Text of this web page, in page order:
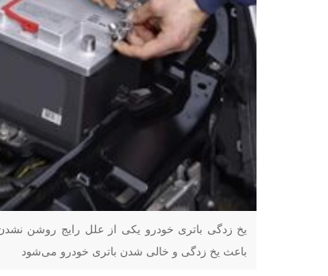
یخ زدگی باتری خودرو یکی از علل رایج روشن
باعث یخ زدگی و خالی شدن باتری خودرو می‌شود